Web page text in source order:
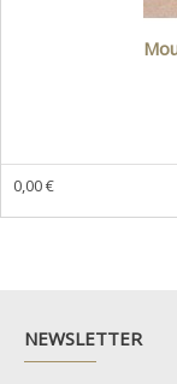
0,00 €
NEWSLETTER